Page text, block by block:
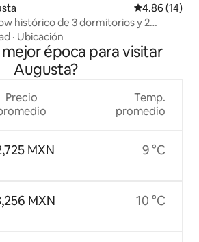
Calificación
4.86 (14)
histórico de 3 dormitorios y 2
· Ubicación
mejor época para visitar
Augusta?
Precio
MXN
MXN
Temp.
promedio
9 °C
10 °C